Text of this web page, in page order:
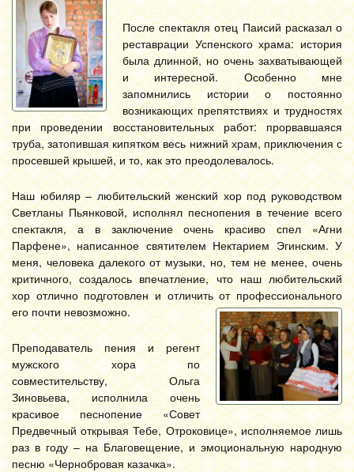
После спектакля отец Паисий расказал о
реставрации Успенского храма: история
была длинной, но очень захватывающей
и интересной. Особенно мне
запомнились истории о постоянно
возникающих препятствиях и трудностях
при проведении восстановительных работ: прорвавшаяся
труба, затопившая кипятком весь нижний храм, приключения с
просевшей крышей, и то, как это преодолевалось.
Наш юбиляр – любительский женский хор под руководством
Светланы Пьянковой, исполнял песнопения в течение всего
спектакля, а в заключение очень красиво спел «Агни
Парфене», написанное святителем Нектарием Эгинским. У
меня, человека далекого от музыки, но, тем не менее, очень
критичного, создалось впечатление, что наш любительский
хор отлично подготовлен и отличить от профессионального
его почти невозможно.
Преподаватель пения и регент
мужского хора по
совместительству, Ольга
Зиновьева, исполнила очень
красивое песнопение «Совет
Предвечный открывая Тебе, Отроковице», исполняемое лишь
раз в году – на Благовещение, и эмоциональную народную
песню «Чернобровая казачка».